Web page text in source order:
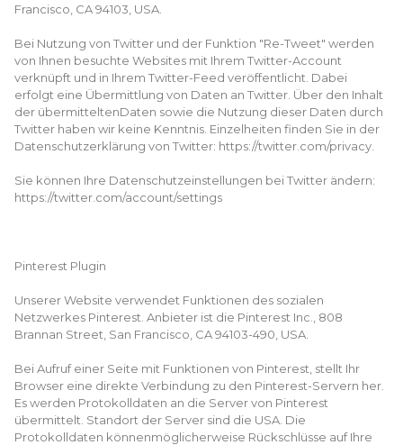
Francisco, CA 94103, USA.
Bei Nutzung von Twitter und der Funktion "Re-Tweet" werden
von Ihnen besuchte Websites mit Ihrem Twitter-Account
verknüpft und in Ihrem Twitter-Feed veröffentlicht. Dabei
erfolgt eine Übermittlung von Daten an Twitter. Über den Inhalt
der übermitteltenDaten sowie die Nutzung dieser Daten durch
Twitter haben wir keine Kenntnis. Einzelheiten finden Sie in der
Datenschutzerklärung von Twitter: https://twitter.com/privacy.
Sie können Ihre Datenschutzeinstellungen bei Twitter ändern:
https://twitter.com/account/settings
Pinterest Plugin
Unserer Website verwendet Funktionen des sozialen
Netzwerkes Pinterest. Anbieter ist die Pinterest Inc., 808
Brannan Street, San Francisco, CA 94103-490, USA.
Bei Aufruf einer Seite mit Funktionen von Pinterest, stellt Ihr
Browser eine direkte Verbindung zu den Pinterest-Servern her.
Es werden Protokolldaten an die Server von Pinterest
übermittelt. Standort der Server sind die USA. Die
Protokolldaten könnenmöglicherweise Rückschlüsse auf Ihre